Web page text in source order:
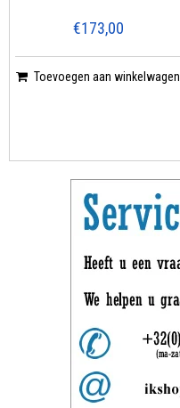
€173,00
Toevoegen aan winkelwagen